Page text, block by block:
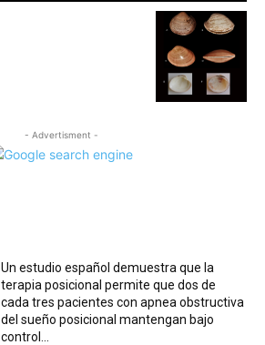
- Advertisment -
Un estudio español demuestra que la
terapia posicional permite que dos de
cada tres pacientes con apnea obstructiva
del sueño posicional mantengan bajo
control...